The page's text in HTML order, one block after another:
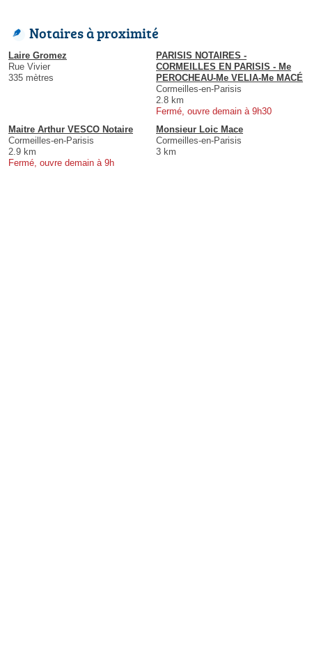
Notaires à proximité
Laire Gromez
Rue Vivier
335 mètres
PARISIS NOTAIRES -
CORMEILLES EN PARISIS - Me
PEROCHEAU-Me VELIA-Me MACÉ
Cormeilles-en-Parisis
2.8 km
Fermé, ouvre demain à 9h30
Maitre Arthur VESCO Notaire
Cormeilles-en-Parisis
2.9 km
Fermé, ouvre demain à 9h
Monsieur Loic Mace
Cormeilles-en-Parisis
3 km